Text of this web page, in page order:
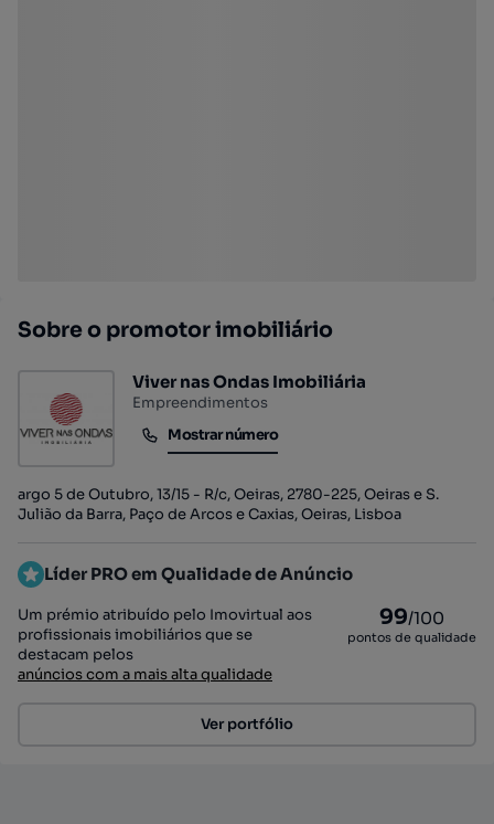
Sobre o promotor imobiliário
Viver nas Ondas Imobiliária
Empreendimentos
Mostrar número
Mostrar número
argo 5 de Outubro, 13/15 - R/c, Oeiras, 2780-225, Oeiras e S.
Julião da Barra, Paço de Arcos e Caxias, Oeiras, Lisboa
Líder PRO em Qualidade de Anúncio
Um prémio atribuído pelo Imovirtual aos
profissionais imobiliários que se
destacam pelos
anúncios com a mais alta qualidade
99/100
pontos de qualidade
Ver portfólio